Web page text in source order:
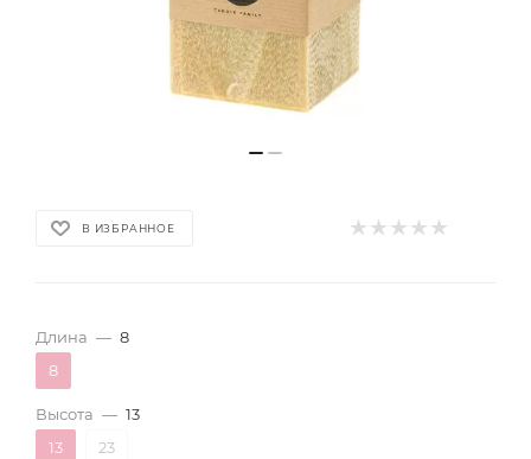
В ИЗБРАННОЕ
Длина — 8
8
Высота — 13
13
23